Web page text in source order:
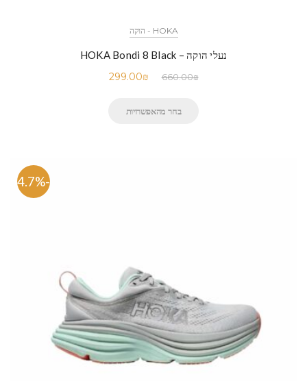
HOKA - הוקה
נעלי הוקה – HOKA Bondi 8 Black
660.00₪
299.00₪
בחר מהאפשרויות
-54.7%